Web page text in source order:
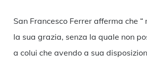
San Francesco Ferrer afferma che
la sua grazia, senza la quale non
a colui che avendo a sua